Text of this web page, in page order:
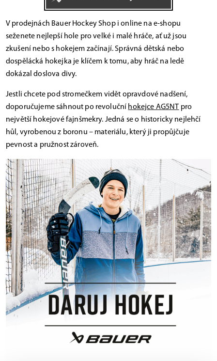
V prodejnách Bauer Hockey Shop i online na e-shopu
seženete nejlepší hole pro velké i malé hráče, ať už jsou
zkušení nebo s hokejem začínají. Správná dětská nebo
dospělácká hokejka je klíčem k tomu, aby hráč na ledě
dokázal doslova divy.
Jestli chcete pod stromečkem vidět opravdové nadšení,
doporučujeme sáhnout po revoluční hokejce AG5NT pro
největší hokejové fajnšmekry. Jedná se o historicky nejlehčí
hůl, vyrobenou z boronu – materiálu, který ji propůjčuje
pevnost a pružnost zároveň.